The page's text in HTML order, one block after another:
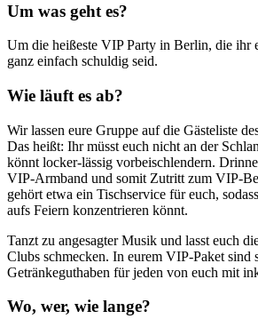
Um was geht es?
Um die heißeste VIP Party in Berlin, die ihr
ganz einfach schuldig seid.
Wie läuft es ab?
Wir lassen eure Gruppe auf die Gästeliste
Das heißt: Ihr müsst euch nicht an der
könnt locker-lässig vorbeischlendern.
VIP-Armband und somit Zutritt zum VIP-
gehört etwa ein Tischservice für euch,
aufs Feiern konzentrieren könnt.
Tanzt zu angesagter Musik und lasst euch
Clubs schmecken. In eurem VIP-Paket sind
Getränkeguthaben für jeden von euch mit
Wo, wer, wie lange?